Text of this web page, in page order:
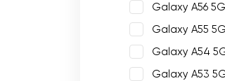
Galaxy A56 5G
Galaxy A55 5G
Galaxy A54
Galaxy A53